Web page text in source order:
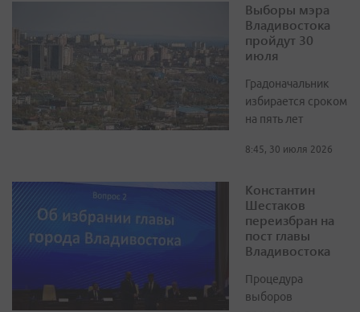
Выборы мэра
Владивостока
пройдут 30
июля
Градоначальник
избирается сроком
на пять лет
8:45, 30 июля 2026
Константин
Шестаков
переизбран на
пост главы
Владивостока
Процедура
выборов